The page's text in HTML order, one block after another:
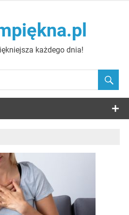
każdego dnia!